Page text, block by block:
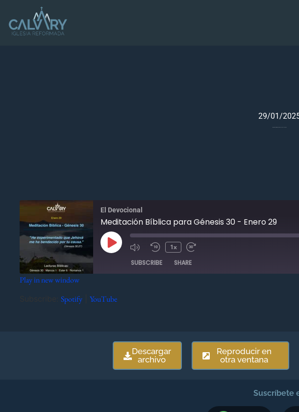
29/01/
El Devocional
Meditación Bíblica para Génesis 30 - Enero 29
1x
SUBSCRIBE SHARE
Play in new window
Spotify YouTube
Descargar
archivo
Reproducir en
otra ventana
Suscríbete